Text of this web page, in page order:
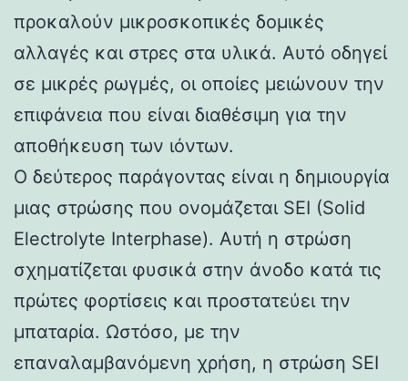
προκαλούν μικροσκοπικές δομικές
αλλαγές και στρες στα υλικά. Αυτό οδηγεί
σε μικρές ρωγμές, οι οποίες μειώνουν την
επιφάνεια που είναι διαθέσιμη για την
αποθήκευση των ιόντων.
Ο δεύτερος παράγοντας είναι η δημιουργία
μιας στρώσης που ονομάζεται SEI (Solid
Electrolyte Interphase). Αυτή η στρώση
σχηματίζεται φυσικά στην άνοδο κατά τις
πρώτες φορτίσεις και προστατεύει την
μπαταρία. Ωστόσο, με την
επαναλαμβανόμενη χρήση, η στρώση SEI